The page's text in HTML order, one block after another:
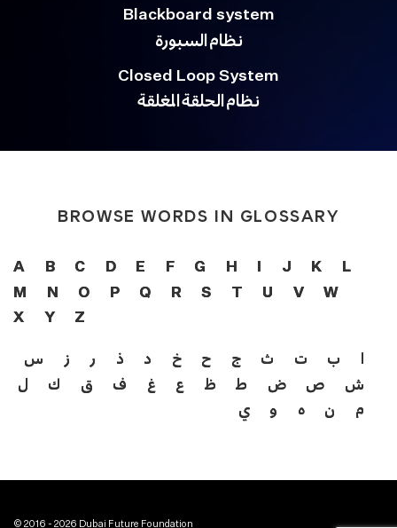
Blackboard system
نظام السبورة
Closed Loop System
نظام الحلقة المغلقة
BROWSE WORDS IN GLOSSARY
A B C D E F G H I J K
L
M
N O P Q R S T U V
W
X
Y Z
ا ب ت ث ج ح خ د ذ ر ز
س
ش
ص ض ط ظ ع غ ف ق ك
ل
م
ن ه و ي
© 2016 - 2026 Dubai Future Foundation